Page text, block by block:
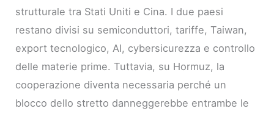
strutturale tra Stati Uniti e Cina. I due paesi
restano divisi su semiconduttori, tariffe, Taiwan,
export tecnologico, AI, cybersicurezza e controllo
delle materie prime. Tuttavia, su Hormuz, la
cooperazione diventa necessaria perché un
blocco dello stretto danneggerebbe entrambe le